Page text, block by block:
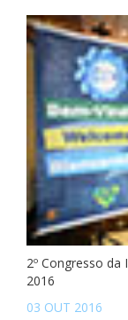
2º Congresso
2016
03 OUT 2016